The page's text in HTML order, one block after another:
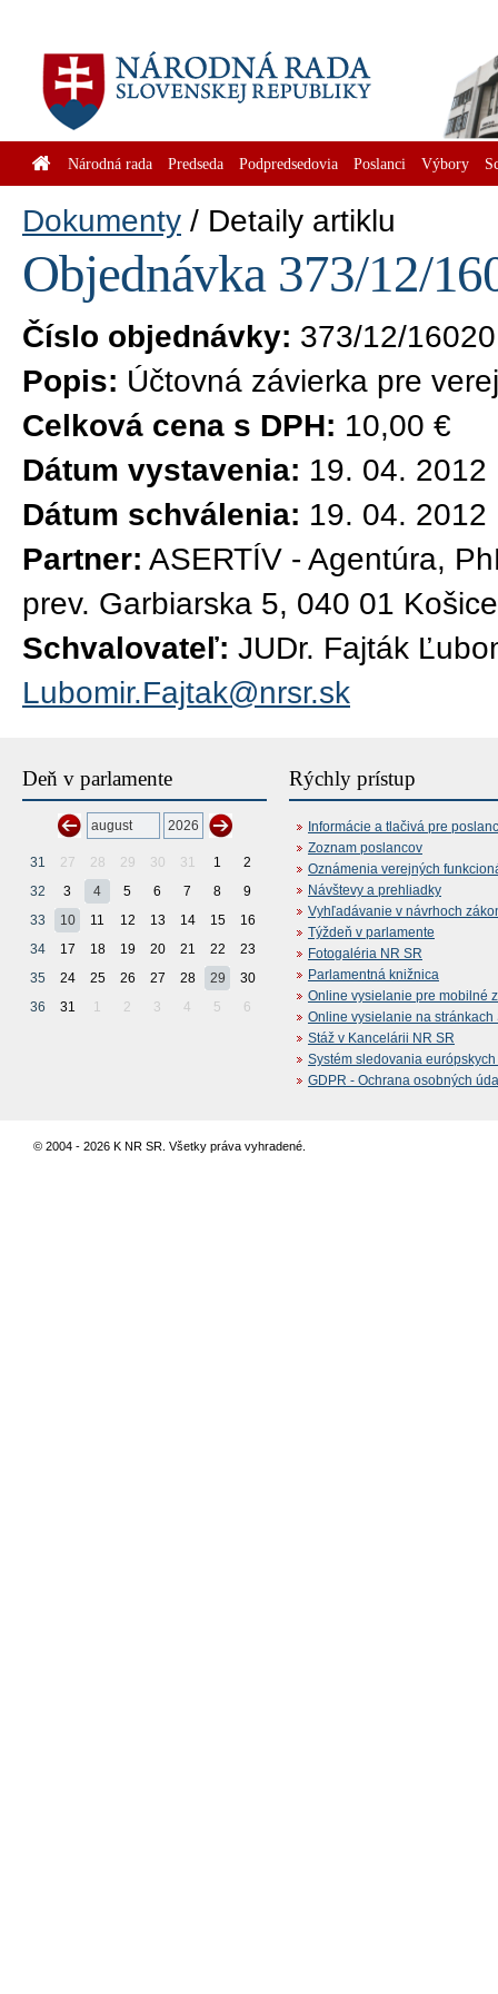
Národná rada Predseda Podpredsedovia Poslanci Výbory
Dokumenty Detaily artiklu
Objednávka 373/12/
Číslo objednávky: 373/12/16020
Popis: Účtovná závierka pre
Celková cena s DPH: 10,00 €
Dátum vystavenia: 19. 04. 2012
Dátum schválenia: 19. 04. 2012
Partner: ASERTÍV - Agentúra,
prev. Garbiarska 5, 040 01
Schvalovateľ: JUDr. Fajták
Lubomir.Fajtak@nrsr.sk
Deň v parlamente
31 27 28 29 30 31 1
2
32
3 4 5 6 7 8
9
33
10 11 12 13 14 15
16
34
17 18 19 20 21 22
23
35
24 25 26 27 28 29
30
36
31 1 2 3 4 5 6
Rýchly prístup
Informácie a tlačivá pre
Zoznam poslancov
Oznámenia verejných
Návštevy a prehliadky
Vyhľadávanie v návrhoch
Týždeň v parlamente
Fotogaléria NR SR
Parlamentná knižnica
Online vysielanie pre mobilné
Online vysielanie na stránkach
Stáž v Kancelárii NR SR
Systém sledovania
GDPR - Ochrana osobných
© 2004 - 2026 K NR SR. Všetky práva vyhradené.